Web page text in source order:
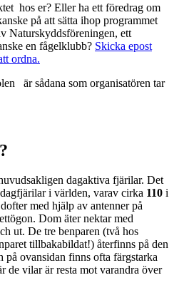
hos er? Eller ha ett föredrag om
på att sätta ihop programmet
Naturskyddsföreningen, ett
en fågelklubb? Skicka epost
ordna.
är sådana som organisatören tar
dagaktiva fjärilar. Det
i världen, varav cirka 110 i
med hjälp av antenner på
Dom äter nektar med
ut. De tre benparen (två hos
tillbakabildat!) återfinns på den
på ovansidan finns ofta färgstarka
de vilar är resta mot varandra över